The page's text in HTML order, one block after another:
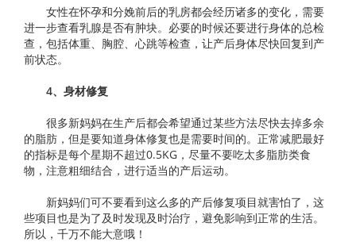
女性在怀孕和分娩前后的乳房都会经历诸多的变化，需要
进一步查看乳腺是否有肿块。必要的时候还要进行身体的总检
查，包括体重、胸腔、心跳等检查，让产后身体尽快回复到产
前状态。
4、身材修复
很多新妈妈在生产后都会希望通过某些方法尽快去掉多余
的脂肪，但是要知道身体修复也是需要时间的。正常减肥最好
的指标是每个星期不超过0.5KG，尽量不要吃太多脂肪类食
物，注意粗细结合，进行适当的产后运动。
新妈妈们可不要看到这么多的产后修复项目就害怕了，这
些项目也是为了及时发现及时治疗，避免影响到正常的生活。
所以，千万不能大意哦！